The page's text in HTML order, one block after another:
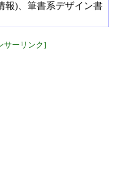
報)、筆書系デザイン書
サーリンク]